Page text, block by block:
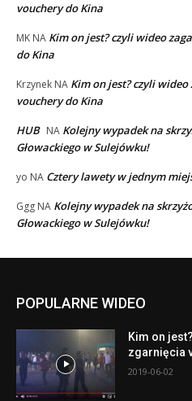
vouchery do Kina
MK NA Kim on jest? czyli wideo
do Kina
Krzynek NA Kim on jest? czyli
vouchery do Kina
HUB NA Kolejny wypadek na
Głowackiego w Sulejówku!
yo NA Cztery lawety w jednym
Ggg NA Kolejny wypadek na
Głowackiego w Sulejówku!
POPULARNE WIDEO
Kim on
zgarnięcia
2019-06-02